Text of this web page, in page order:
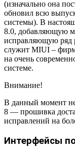
(изначально она
обновил всю
системы). В
8.0, добавляющую
исправляющую ряд
служит MIUI –
на очень
системе.
Внимание!
В данный момент
8 — прошивка
исправлений на
Интерфейсы